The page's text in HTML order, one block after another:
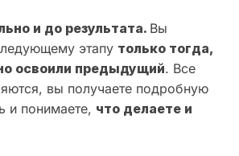
и до результата. Вы
этапу только тогда,
освоили предыдущий. Все
вы получаете подробную
и понимаете, что делаете и